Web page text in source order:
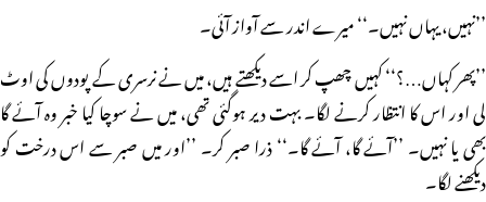
’’نہیں، یہاں نہیں۔‘‘ میرے اندر سے آواز آئی۔
’’پھر کہاں…؟‘‘ کہیں چھپ کر اسے دیکھتے ہیں، میں نے نرسری کے پودوں کی اوٹ
لی اور اس کا انتظار کرنے لگا۔ بہت دیر ہوگئی تھی، میں نے سوچا کیا خبر وہ آئے گا
بھی یا نہیں۔ ’’آئے گا، آئے گا۔‘‘ ذرا صبر کر۔ ’’اور میں صبر سے اس درخت کو
دیکھنے لگا۔